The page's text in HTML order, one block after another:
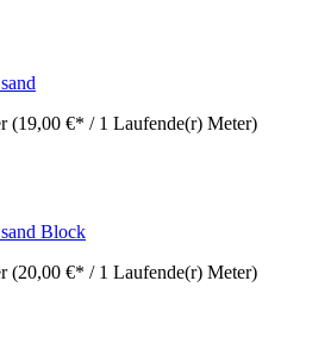
(19,00 €* / 1 Laufende(r) Meter)
Block
(20,00 €* / 1 Laufende(r) Meter)